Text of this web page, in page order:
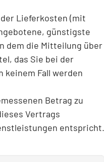
Lieferkosten (mit
günstigste
dem die Mitteilung über
das Sie bei der
Fall werden
Betrag zu
Vertrags
entspricht.